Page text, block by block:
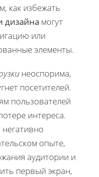
как избежать
дизайна могут
или
элементы.
неоспорима,
посетителей.
пользователей
интереса.
опыте,
аудитории и
первый экран,